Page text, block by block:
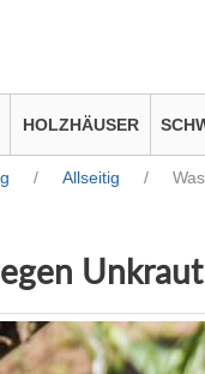
HOLZHÄUSER
/ Allseitig /